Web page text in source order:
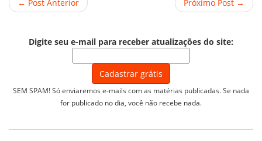
← Post Anterior Próximo Post →
Digite seu e-mail para receber atualizações do site:
SEM SPAM! Só enviaremos e-mails com as matérias publicadas. Se nada
for publicado no dia, você não recebe nada.